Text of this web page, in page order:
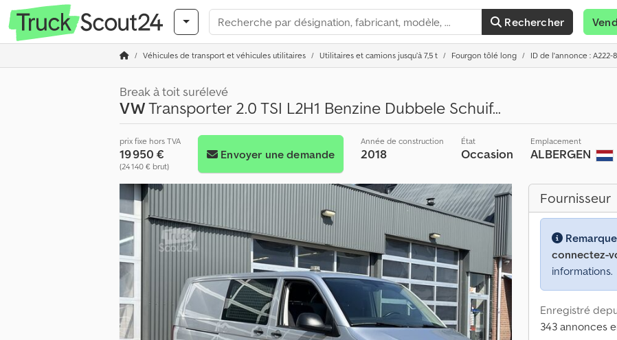
Rechercher
Véhicules de transport et véhicules utilitaires Utilitaires et camions jusqu’à 7,5 t Fourgon tôlé long ID de l'annonce : A222-
Break à toit surélevé
VWTransporter 2.0 TSI L2H1 Benzine Dubbele Schuif...
prix fixe hors TVA
19 950 €
(24 140 € brut)
Envoyer une demande
Année de construction
2018
État
Occasion
Emplacement
ALBERGEN
Fournisseur
connectez-
informations.
Enregistré
343 annonces